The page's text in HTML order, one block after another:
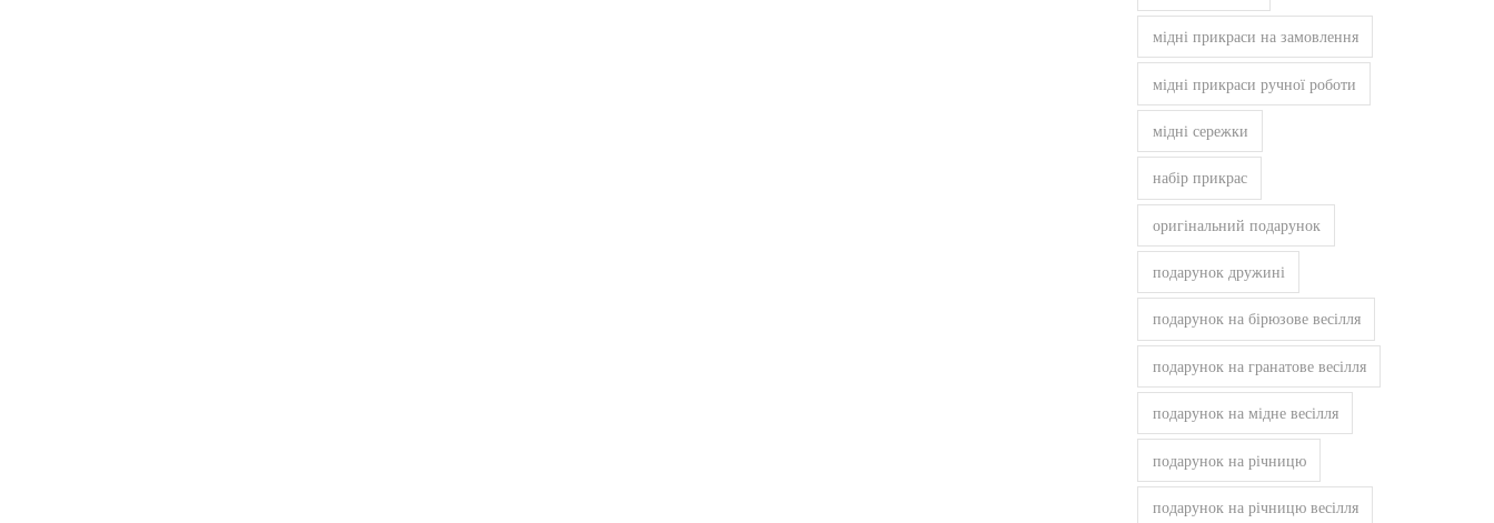
мідні прикраси на замовлення
мідні прикраси ручної роботи
мідні сережки
набір прикрас
оригінальний подарунок
подарунок дружині
подарунок на бірюзове весілля
подарунок на гранатове весілля
подарунок на мідне весілля
подарунок на річницю
подарунок на річницю весілля